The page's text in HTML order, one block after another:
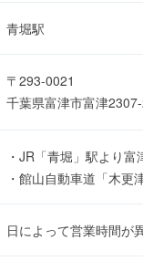
青堀駅
〒293-0021
千葉県富津市富津
・JR「青堀」駅より
・館山自動車道「木更
日によって営業時間が